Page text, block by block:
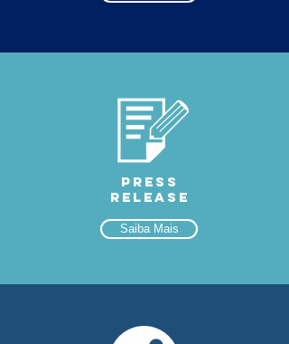
PRESS
RELEASE
Saiba Mais